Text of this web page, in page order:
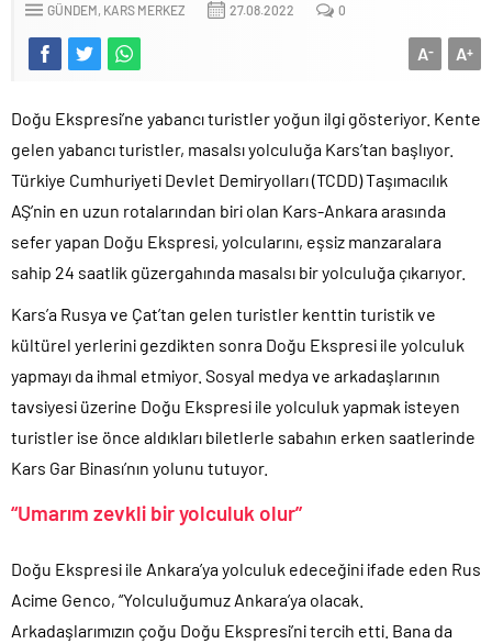
GÜNDEM KARS MERKEZ 27.08.2022 0
A+
A-
Doğu Ekspresi’ne yabancı turistler yoğun ilgi gösteriyor. Kente
gelen yabancı turistler, masalsı yolculuğa Kars’tan başlıyor.
Türkiye Cumhuriyeti Devlet Demiryolları (TCDD) Taşımacılık
AŞ’nin en uzun rotalarından biri olan Kars-Ankara arasında
sefer yapan Doğu Ekspresi, yolcularını, eşsiz manzaralara
sahip 24 saatlik güzergahında masalsı bir yolculuğa çıkarıyor.
Kars’a Rusya ve Çat’tan gelen turistler kenttin turistik ve
kültürel yerlerini gezdikten sonra Doğu Ekspresi ile yolculuk
yapmayı da ihmal etmiyor. Sosyal medya ve arkadaşlarının
tavsiyesi üzerine Doğu Ekspresi ile yolculuk yapmak isteyen
turistler ise önce aldıkları biletlerle sabahın erken saatlerinde
Kars Gar Binası’nın yolunu tutuyor.
“Umarım zevkli bir yolculuk olur”
Doğu Ekspresi ile Ankara’ya yolculuk edeceğini ifade eden Rus
Acime Genco, “Yolculuğumuz Ankara’ya olacak.
Arkadaşlarımızın çoğu Doğu Ekspresi’ni tercih etti. Bana da